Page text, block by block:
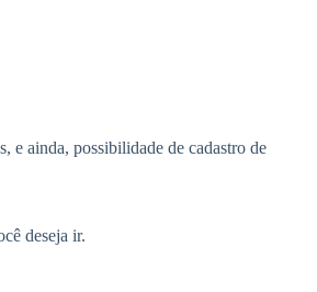
e ainda, possibilidade de cadastro de
deseja ir.